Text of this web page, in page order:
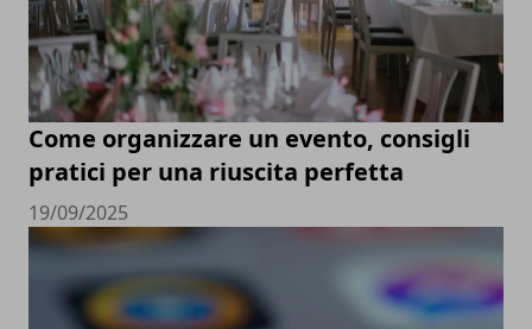
Come organizzare un evento, consigli
pratici per una riuscita perfetta
19/09/2025